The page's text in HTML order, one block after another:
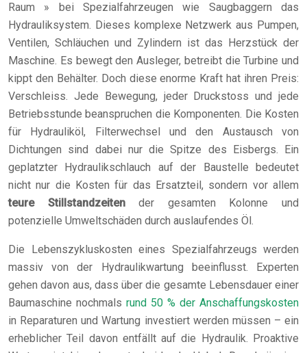
Raum » bei Spezialfahrzeugen wie Saugbaggern das
Hydrauliksystem. Dieses komplexe Netzwerk aus Pumpen,
Ventilen, Schläuchen und Zylindern ist das Herzstück der
Maschine. Es bewegt den Ausleger, betreibt die Turbine und
kippt den Behälter. Doch diese enorme Kraft hat ihren Preis:
Verschleiss. Jede Bewegung, jeder Druckstoss und jede
Betriebsstunde beanspruchen die Komponenten. Die Kosten
für Hydrauliköl, Filterwechsel und den Austausch von
Dichtungen sind dabei nur die Spitze des Eisbergs. Ein
geplatzter Hydraulikschlauch auf der Baustelle bedeutet
nicht nur die Kosten für das Ersatzteil, sondern vor allem
teure Stillstandzeitender gesamten Kolonne und
potenzielle Umweltschäden durch auslaufendes Öl.
Die Lebenszykluskosten eines Spezialfahrzeugs werden
massiv von der Hydraulikwartung beeinflusst. Experten
gehen davon aus, dass über die gesamte Lebensdauer einer
Baumaschine nochmals rund 50 % der Anschaffungskosten
in Reparaturen und Wartung investiert werden müssen – ein
erheblicher Teil davon entfällt auf die Hydraulik. Proaktive